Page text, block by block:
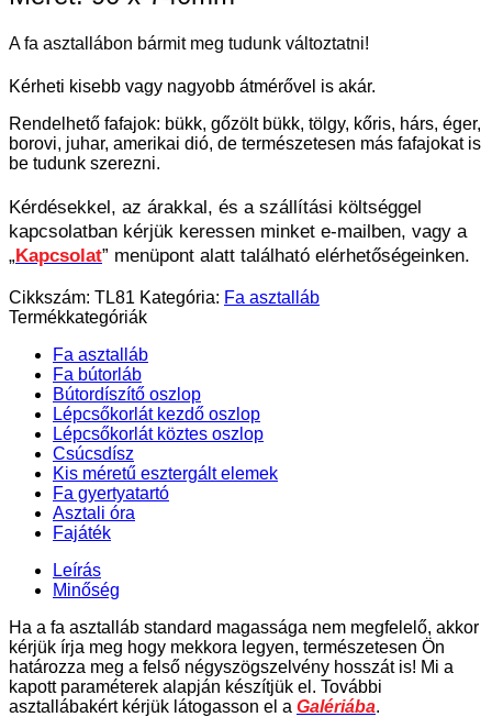
A fa asztallábon bármit meg tudunk változtatni!
Kérheti kisebb vagy nagyobb átmérővel is akár.
Rendelhető fafajok: bükk, gőzölt bükk, tölgy, kőris, hárs, éger,
borovi, juhar, amerikai dió, de természetesen más fafajokat is
be tudunk szerezni.
Kérdésekkel, az árakkal, és a szállítási költséggel
kapcsolatban kérjük keressen minket e-mailben, vagy a
„Kapcsolat” menüpont alatt található elérhetőségeinken.
Cikkszám: TL81 Kategória: Fa asztalláb
Termékkategóriák
Fa asztalláb
Fa bútorláb
Bútordíszítő oszlop
Lépcsőkorlát kezdő oszlop
Lépcsőkorlát köztes oszlop
Csúcsdísz
Kis méretű esztergált elemek
Fa gyertyatartó
Asztali óra
Fajáték
Leírás
Minőség
Ha a fa asztalláb standard magassága nem megfelelő, akkor
kérjük írja meg hogy mekkora legyen, természetesen Ön
határozza meg a felső négyszögszelvény hosszát is! Mi a
kapott paraméterek alapján készítjük el. További
asztallábakért kérjük látogasson el a Galériába.